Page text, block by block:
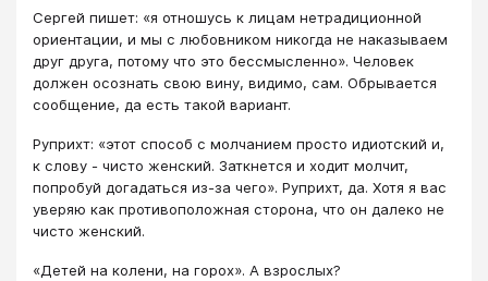
Сергей пишет: «я отношусь к лицам нетрадиционной
ориентации, и мы с любовником никогда не наказываем
друг друга, потому что это бессмысленно». Человек
должен осознать свою вину, видимо, сам. Обрывается
сообщение, да есть такой вариант.
Руприхт: «этот способ с молчанием просто идиотский и,
к слову - чисто женский. Заткнется и ходит молчит,
попробуй догадаться из-за чего». Руприхт, да. Хотя я вас
уверяю как противоположная сторона, что он далеко не
чисто женский.
«Детей на колени, на горох». А взрослых?